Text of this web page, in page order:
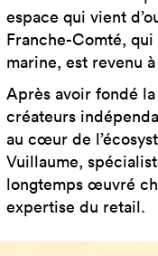
espace qui vient
Franche-Comté,
marine, est revenu
Après avoir fondé
créateurs
au cœur de
Vuillaume,
longtemps œuvré
expertise du retail.